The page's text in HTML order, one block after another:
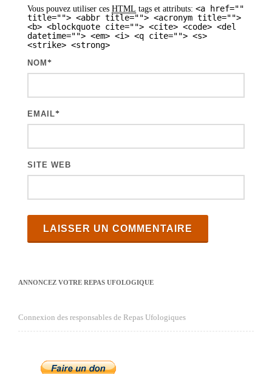
Vous pouvez utiliser ces HTML tags et attributs: <a href=""
title=""> <abbr title=""> <acronym title="">
<b> <blockquote cite=""> <cite> <code> <del
datetime=""> <em> <i> <q cite=""> <s>
<strike> <strong>
NOM *
EMAIL*
SITE WEB
ANNONCEZ VOTRE REPAS UFOLOGIQUE
Connexion des responsables de Repas Ufologiques